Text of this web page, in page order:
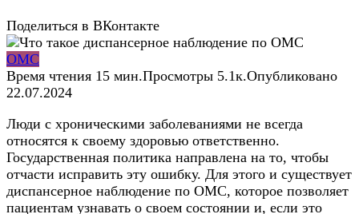
Поделиться в ВКонтакте
ОМС
Время чтения 15 мин.Просмотры 5.1к.Опубликовано
22.07.2024
Люди с хроническими заболеваниями не всегда
относятся к своему здоровью ответственно.
Государственная политика направлена на то, чтобы
отчасти исправить эту ошибку. Для этого и существует
диспансерное наблюдение по ОМС, которое позволяет
пациентам узнавать о своем состоянии и, если это